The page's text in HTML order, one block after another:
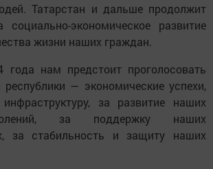
Татарстан и дальше продолжит
экономическое развитие
жизни наших граждан.
года нам предстоит проголосовать
республики — экономические успехи,
за развитие наших
за поддержку наших
за стабильность и защиту наших